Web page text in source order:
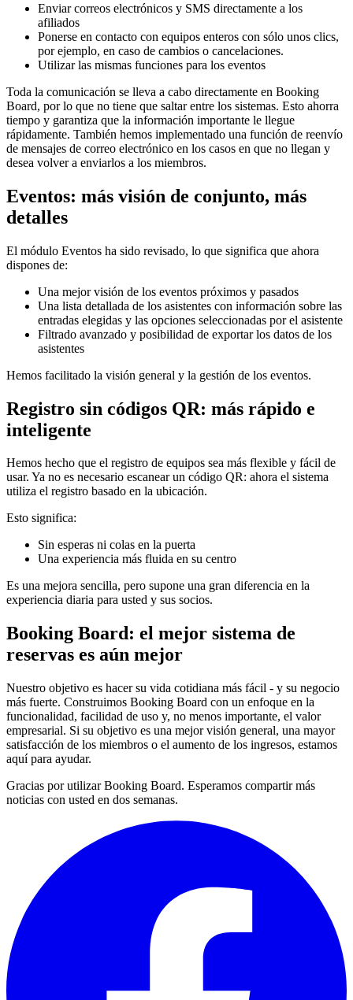
Enviar correos electrónicos y SMS directamente a los
afiliados
Ponerse en contacto con equipos enteros con sólo unos clics,
por ejemplo, en caso de cambios o cancelaciones.
Utilizar las mismas funciones para los eventos
Toda la comunicación se lleva a cabo directamente en Booking
Board, por lo que no tiene que saltar entre los sistemas. Esto ahorra
tiempo y garantiza que la información importante le llegue
rápidamente. También hemos implementado una función de reenvío
de mensajes de correo electrónico en los casos en que no llegan y
desea volver a enviarlos a los miembros.
Eventos: más visión de conjunto, más
detalles
El módulo Eventos ha sido revisado, lo que significa que ahora
dispones de:
Una mejor visión de los eventos próximos y pasados
Una lista detallada de los asistentes con información sobre las
entradas elegidas y las opciones seleccionadas por el asistente
Filtrado avanzado y posibilidad de exportar los datos de los
asistentes
Hemos facilitado la visión general y la gestión de los eventos.
Registro sin códigos QR: más rápido e
inteligente
Hemos hecho que el registro de equipos sea más flexible y fácil de
usar. Ya no es necesario escanear un código QR: ahora el sistema
utiliza el registro basado en la ubicación.
Esto significa:
Sin esperas ni colas en la puerta
Una experiencia más fluida en su centro
Es una mejora sencilla, pero supone una gran diferencia en la
experiencia diaria para usted y sus socios.
Booking Board: el mejor sistema de
reservas es aún mejor
Nuestro objetivo es hacer su vida cotidiana más fácil - y su negocio
más fuerte. Construimos Booking Board con un enfoque en la
funcionalidad, facilidad de uso y, no menos importante, el valor
empresarial. Si su objetivo es una mejor visión general, una mayor
satisfacción de los miembros o el aumento de los ingresos, estamos
aquí para ayudar.
Gracias por utilizar Booking Board. Esperamos compartir más
noticias con usted en dos semanas.